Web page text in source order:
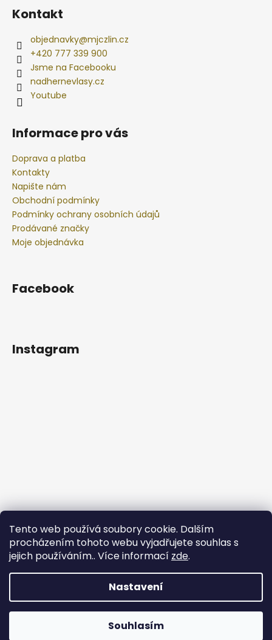
Tento web používá soubory cookie. Dalším
procházením tohoto webu vyjadřujete souhlas s
jejich používáním.. Více informací zde.
Nastavení
Souhlasím
Kontakt
objednavky@mjczlin.cz
+420 777 339 900
Jsme na Facebooku
nadhernevlasy.cz
Youtube
Informace pro vás
Doprava a platba
Kontakty
Napište nám
Obchodní podmínky
Podmínky ochrany osobních údajů
Prodávané značky
Moje objednávka
Facebook
Instagram
Copyright 2026nadhernevlasy.cz. Všechna práva
vyhrazena.